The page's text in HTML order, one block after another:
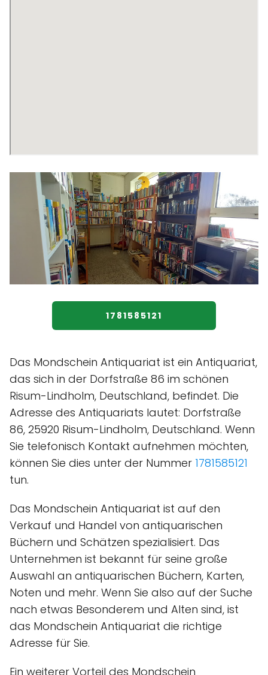
1781585121
Das Mondschein Antiquariat ist ein Antiquariat,
das sich in der Dorfstraße 86 im schönen
Risum-Lindholm, Deutschland, befindet. Die
Adresse des Antiquariats lautet: Dorfstraße
86, 25920 Risum-Lindholm, Deutschland. Wenn
Sie telefonisch Kontakt aufnehmen möchten,
können Sie dies unter der Nummer 1781585121
tun.
Das Mondschein Antiquariat ist auf den
Verkauf und Handel von antiquarischen
Büchern und Schätzen spezialisiert. Das
Unternehmen ist bekannt für seine große
Auswahl an antiquarischen Büchern, Karten,
Noten und mehr. Wenn Sie also auf der Suche
nach etwas Besonderem und Alten sind, ist
das Mondschein Antiquariat die richtige
Adresse für Sie.
Ein weiterer Vorteil des Mondschein